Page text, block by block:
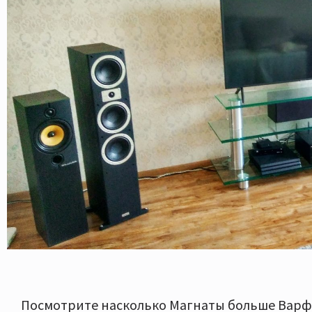
Посмотрите насколько Магнаты больше